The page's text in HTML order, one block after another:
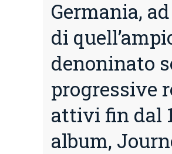
Germania,
di
denoninato
progressive
attivi fin dal
album,